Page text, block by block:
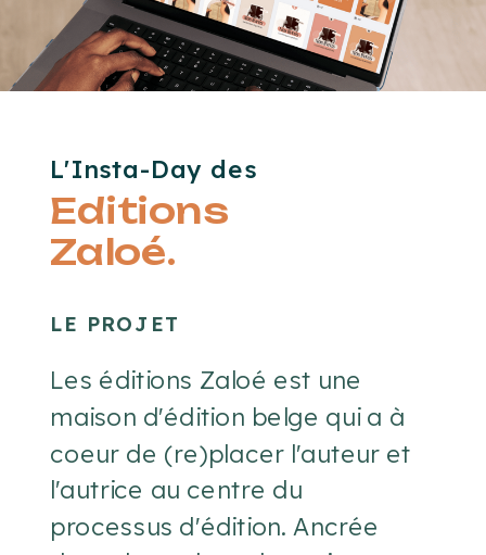
L'Insta-Day des
Editions
Zaloé.
LE PROJET
Les éditions Zaloé est une
maison d'édition belge qui a à
coeur de (re)placer l'auteur et
l'autrice au centre du
processus d'édition. Ancrée